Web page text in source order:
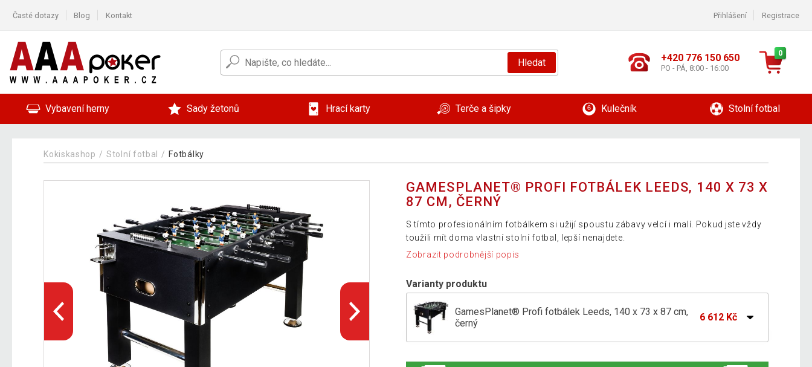
Časté dotazy Blog Kontakt Přihlášení Registrace
Hledat +420 776 150 650
PO - PÁ, 8:00 - 16:00
0
Vybavení herny Sady žetonů Hrací karty Terče a šipky Kulečník Stolní fotbal
Kokiskashop Stolní fotbal Fotbálky
GAMESPLANET® PROFI FOTBÁLEK LEEDS, 140 X 73 X
87 CM, ČERNÝ
S tímto profesionálním fotbálkem si užijí spoustu zábavy velcí i malí. Pokud jste vždy
toužili mít doma vlastní stolní fotbal, lepší nenajdete.
Zobrazit podrobnější popis
Varianty produktu
GamesPlanet® Profi fotbálek Leeds, 140 x 73 x 87 cm,
černý
6 612 Kč